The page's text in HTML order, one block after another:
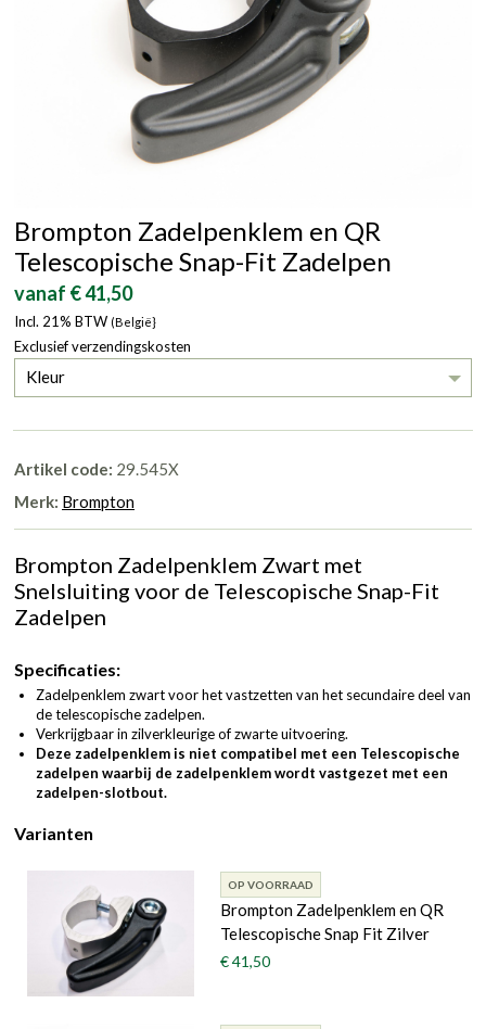
Brompton Zadelpenklem en QR
Telescopische Snap-Fit Zadelpen
vanaf € 41,50
Incl. 21% BTW (België}
Exclusief verzendingskosten
Kleur
Artikel code: 29.545X
Merk: Brompton
Brompton Zadelpenklem Zwart met
Snelsluiting voor de Telescopische Snap-Fit
Zadelpen
Specificaties:
Zadelpenklem zwart voor het vastzetten van het secundaire deel van
de telescopische zadelpen.
Verkrijgbaar in zilverkleurige of zwarte uitvoering.
Deze zadelpenklem is niet compatibel met een Telescopische
zadelpen waarbij de zadelpenklem wordt vastgezet met een
zadelpen-slotbout.
Varianten
OP VOORRAAD
Brompton Zadelpenklem en QR
Telescopische Snap Fit Zilver
€ 41,50